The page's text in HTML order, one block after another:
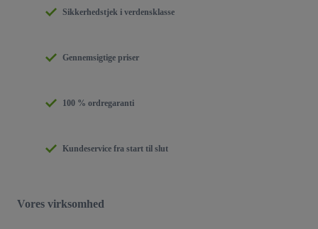
Sikkerhedstjek i verdensklasse
Gennemsigtige priser
100 % ordregaranti
Kundeservice fra start til slut
Vores virksomhed